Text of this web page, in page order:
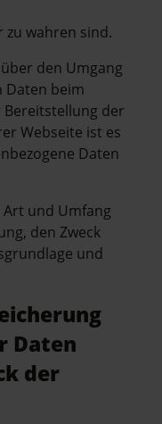
wahren sind.
den Umgang
Daten beim
Bereitstellung der
Webseite ist es
Daten
und Umfang
den Zweck
und
Daten
der